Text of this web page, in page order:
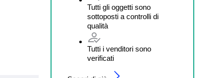
Tutti gli oggetti sono
sottoposti a controlli di
qualità
Tutti i venditori sono
verificati